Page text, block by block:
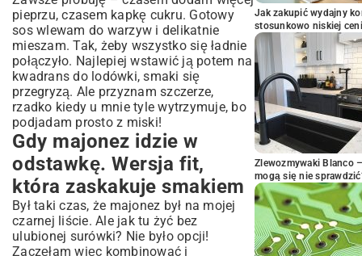
pieprzu, czasem kapkę cukru. Gotowy
sos wlewam do warzyw i delikatnie
mieszam. Tak, żeby wszystko się ładnie
połączyło. Najlepiej wstawić ją potem na
kwadrans do lodówki, smaki się
przegryzą. Ale przyznam szczerze,
rzadko kiedy u mnie tyle wytrzymuje, bo
podjadam prosto z miski!
Gdy majonez idzie w
odstawkę. Wersja fit,
która zaskakuje smakiem
Był taki czas, że majonez był na mojej
czarnej liście. Ale jak tu żyć bez
ulubionej surówki? Nie było opcji!
Zaczęłam więc kombinować i
Jak zakupić wydajny
stosunkowo niskiej
Zlewozmywaki Blanco
mogą się nie